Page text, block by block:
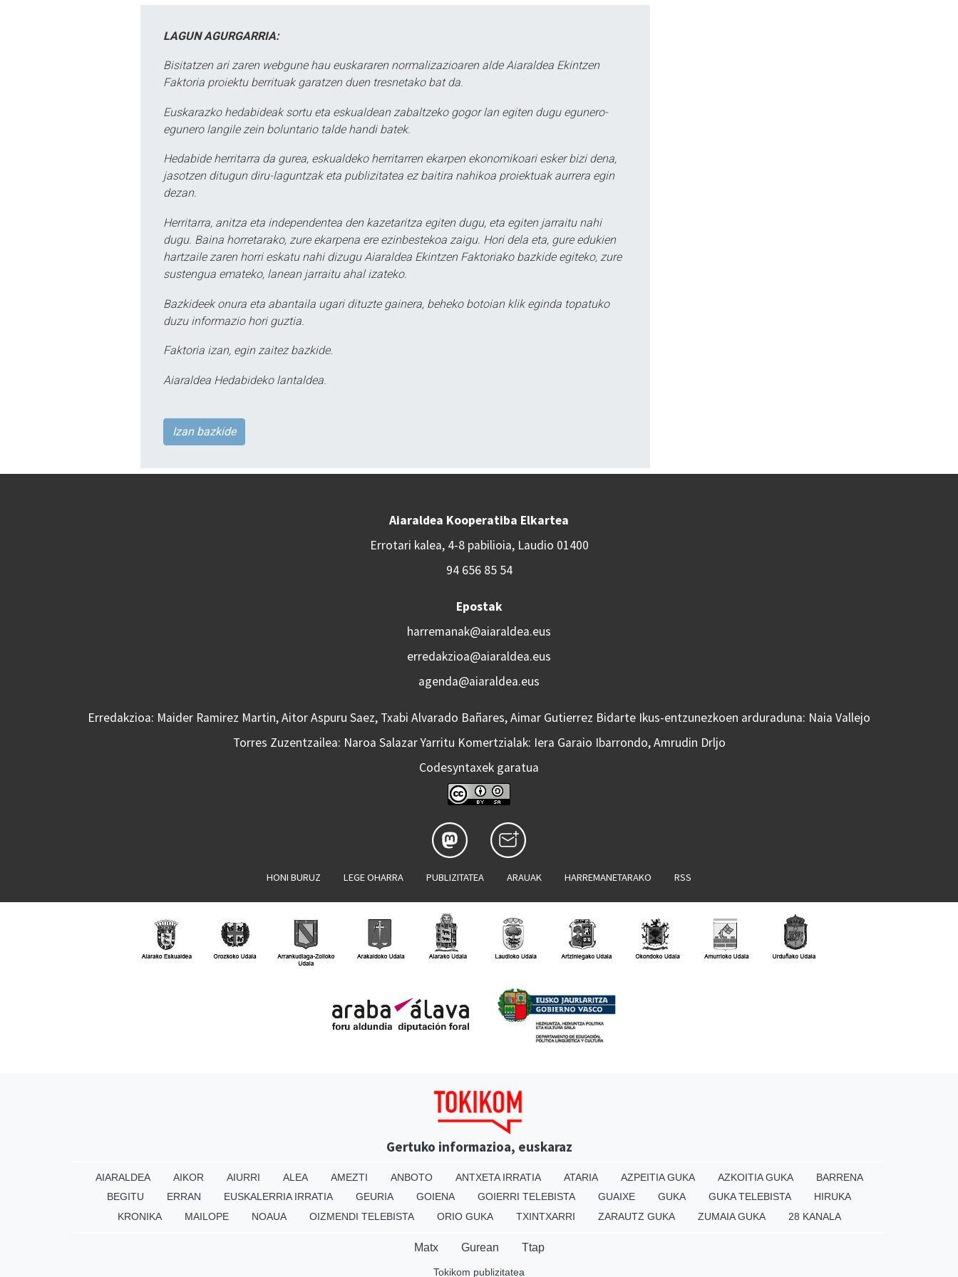
LAGUN AGURGARRIA:
Bisitatzen ari zaren webgune hau euskararen normalizazioaren alde Aiaraldea Ekintzen
Faktoria proiektu berrituak garatzen duen tresnetako bat da.
Euskarazko hedabideak sortu eta eskualdean zabaltzeko gogor lan egiten dugu egunero-
egunero langile zein boluntario talde handi batek.
Hedabide herritarra da gurea, eskualdeko herritarren ekarpen ekonomikoari esker bizi dena,
jasotzen ditugun diru-laguntzak eta publizitatea ez baitira nahikoa proiektuak aurrera egin
dezan.
Herritarra, anitza eta independentea den kazetaritza egiten dugu, eta egiten jarraitu nahi
dugu. Baina horretarako, zure ekarpena ere ezinbestekoa zaigu. Hori dela eta, gure edukien
hartzaile zaren horri eskatu nahi dizugu Aiaraldea Ekintzen Faktoriako bazkide egiteko, zure
sustengua emateko, lanean jarraitu ahal izateko.
Bazkideek onura eta abantaila ugari dituzte gainera, beheko botoian klik eginda topatuko
duzu informazio hori guztia.
Faktoria izan, egin zaitez bazkide.
Aiaraldea Hedabideko lantaldea.
Izan bazkide
Aiaraldea Kooperatiba Elkartea
Errotari kalea, 4-8 pabilioia, Laudio 01400
94 656 85 54
Epostak
harremanak@aiaraldea.eus
erredakzioa@aiaraldea.eus
agenda@aiaraldea.eus
Erredakzioa: Maider Ramirez Martin, Aitor Aspuru Saez, Txabi Alvarado Bañares, Aimar Gutierrez Bidarte Ikus-entzunezkoen arduraduna: Naia Vallejo
Torres Zuzentzailea: Naroa Salazar Yarritu Komertzialak: Iera Garaio Ibarrondo, Amrudin Drljo
Codesyntaxek garatua
HONI BURUZ LEGE OHARRA PUBLIZITATEA ARAUAK HARREMANETARAKO RSS
Gertuko informazioa, euskaraz
AIARALDEA AIKOR AIURRI ALEA AMEZTI ANBOTO ANTXETA IRRATIA ATARIA AZPEITIA GUKA AZKOITIA GUKA
BARRENA
BEGITU
ERRAN EUSKALERRIA IRRATIA GEURIA GOIENA GOIERRI TELEBISTA GUAIXE GUKA GUKA TELEBISTA
HIRUKA
KRONIKA
MAILOPE NOAUA OIZMENDI TELEBISTA ORIO GUKA TXINTXARRI ZARAUTZ GUKA ZUMAIA GUKA 28 KANALA
Matx Gurean Ttap
Tokikom publizitatea